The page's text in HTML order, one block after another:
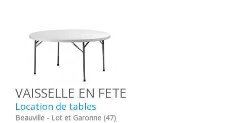
VAISSELLE EN FETE
Location de tables
Beauville - Lot et Garonne (47)